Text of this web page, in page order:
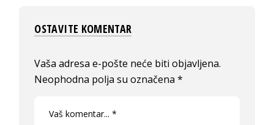
OSTAVITE KOMENTAR
Vaša adresa e-pošte neće biti objavljena.
Neophodna polja su označena*